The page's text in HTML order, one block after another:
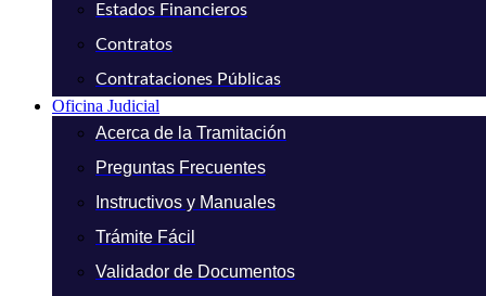
Estados Financieros
Contratos
Contrataciones Públicas
Oficina Judicial
Acerca de la Tramitación
Preguntas Frecuentes
Instructivos y Manuales
Trámite Fácil
Validador de Documentos